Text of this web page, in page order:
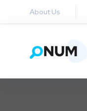
About Us